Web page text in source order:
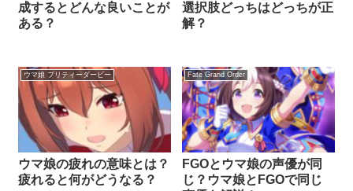
成するとどんな良いことが
ある？
選択肢どっちはどっちが正
解？
ウマ娘 プリティーダービー
ウマ娘の疲れの意味とは？
疲れると何がどうなる？
Fate Grand Order
FGOとウマ娘の声優が同
じ？ウマ娘とFGOで同じ